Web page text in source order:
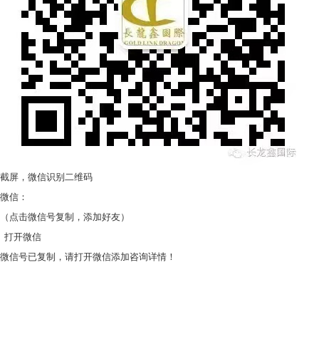
截屏，微信识别二维码
微信：
（点击微信号复制，添加好友）
打开微信
微信号已复制，请打开微信添加咨询详情！